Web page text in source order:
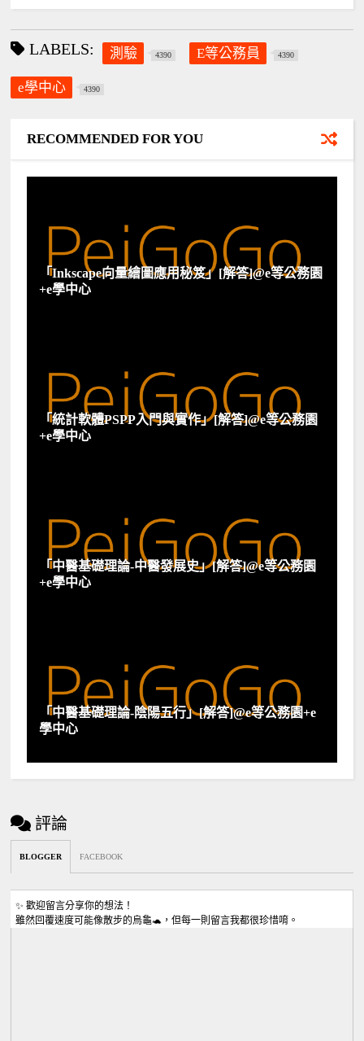
LABELS: 測驗 4390 E等公務員 4390
e學中心 4390
RECOMMENDED FOR YOU
「Inkscape向量繪圖應用秘笈」[解答]@e等公務園
+e學中心
「統計軟體PSPP入門與實作」[解答]@e等公務園
+e學中心
「中醫基礎理論-中醫發展史」[解答]@e等公務園
+e學中心
「中醫基礎理論-陰陽五行」[解答]@e等公務園+e
學中心
評論
BLOGGER FACEBOOK
✨ 歡迎留言分享你的想法！
雖然回覆速度可能像散步的烏龜🐢，但每一則留言我都很珍惜唷。